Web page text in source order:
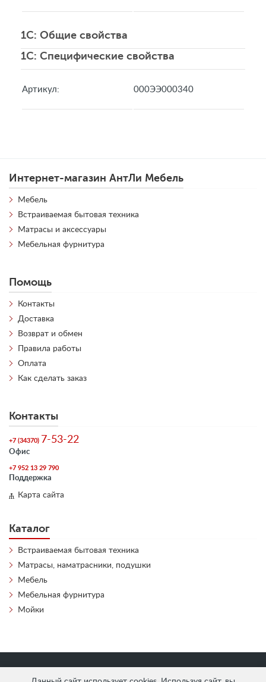
1C: Общие свойства
1C: Специфические свойства
Артикул: 000ЭЭ000340
Интернет-магазин АнтЛи Мебель
Мебель
Встраиваемая бытовая техника
Матрасы и аксессуары
Мебельная фурнитура
Помощь
Контакты
Доставка
Возврат и обмен
Правила работы
Оплата
Как сделать заказ
Контакты
+7 (34370) 7-53-22
Офис
+7 952 13 29 790
Поддержка
Карта сайта
Каталог
Встраиваемая бытовая техника
Матрасы, наматрасники, подушки
Мебель
Мебельная фурнитура
Мойки